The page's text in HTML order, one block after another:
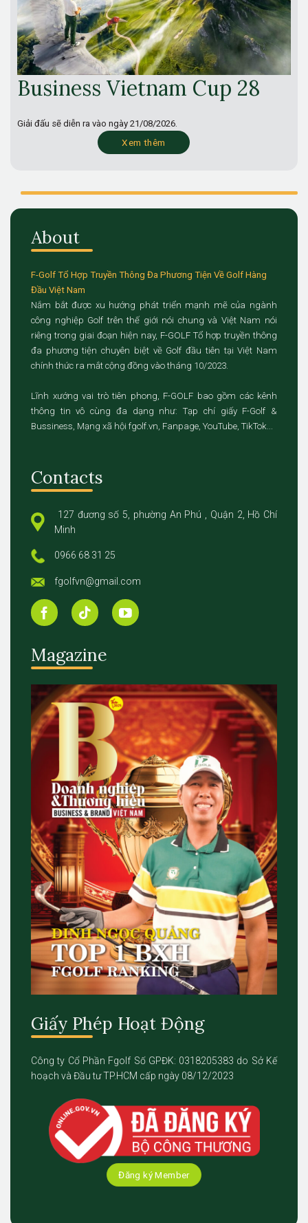
Business Vietnam Cup 28
Giải đấu sẽ diễn ra vào ngày 21/08/2026.
Xem thêm
About
F-Golf Tổ Hợp Truyền Thông Đa Phương Tiện Về Golf Hàng
Đầu Việt Nam
Nắm bắt được xu hướng phát triển mạnh mẽ của ngành
công nghiệp Golf trên thế giới nói chung và Việt Nam nói
riêng trong giai đoạn hiện nay, F-GOLF Tổ hợp truyền thông
đa phương tiện chuyên biệt về Golf đầu tiên tại Việt Nam
chính thức ra mắt cộng đồng vào tháng 10/2023.
Lĩnh xướng vai trò tiên phong, F-GOLF bao gồm các kênh
thông tin vô cùng đa dạng như: Tạp chí giấy F-Golf &
Bussiness, Mạng xã hội fgolf.vn, Fanpage, YouTube, TikTok...
Contacts
127 đương số 5, phường An Phú , Quận 2, Hồ Chí
Minh
0966 68 31 25
fgolfvn@gmail.com
Magazine
Giấy Phép Hoạt Động
Công ty Cổ Phần Fgolf Số GPĐK: 0318205383 do Sở Kế
hoạch và Đầu tư TP.HCM cấp ngày 08/12/2023
Đăng ký Member